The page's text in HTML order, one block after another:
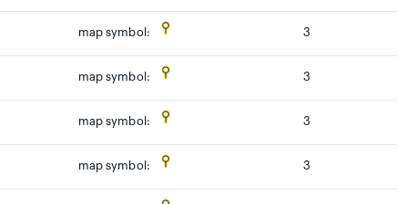
map symbol: 3
map symbol: 3
map symbol: 3
map symbol: 3